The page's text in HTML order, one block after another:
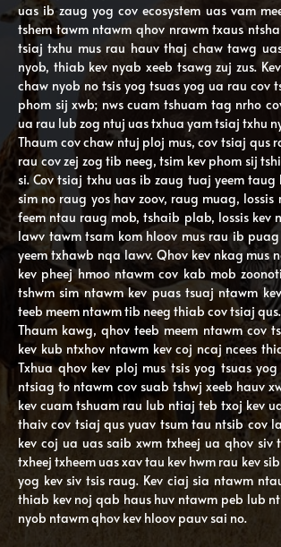
uas ib zaug yog cov ecosystem uas vam
tshem tawm ntawm qhov nrawm txaus
tsiaj txhu mus rau hauv thaj chaw tawg
nyob, thiab kev nyab xeeb tsawg zuj zus.
chaw nyob no tsis yog tsuas yog ua rau cov
phom sij xwb; nws cuam tshuam tag nrho
ua rau lub zog ntuj uas txhua yam tsiaj txhu
Thaum cov chaw ntuj ploj mus, cov tsiaj qus
rau cov zej zog tib neeg, tsim kev phom sij
si. Cov tsiaj txhu uas ib zaug tuaj yeem taug
sim no raug yos hav zoov, raug muag, lossis
feem ntau raug mob, tshaib plab, lossis kev
lawv tawm tsam kom hloov mus rau ib
yeem txhawb nqa lawv. Qhov kev nkag mus
kev pheej hmoo ntawm cov kab mob
tshwm sim ntawm kev puas tsuaj ntawm
teeb meem ntawm tib neeg thiab cov tsiaj qus.
Thaum kawg, qhov teeb meem ntawm cov
kev kub ntxhov ntawm kev coj ncaj ncees
Txhua qhov kev ploj mus tsis yog tsuas
ntsiag to ntawm cov suab tshwj xeeb hauv
kev cuam tshuam rau lub ntiaj teb txoj kev
thaiv cov tsiaj qus yuav tsum tau ntsib cov
kev coj ua uas saib xwm txheej ua qhov siv
txheej txheem uas xav tau kev hwm rau kev
yog kev siv tsis raug. Kev ciaj sia ntawm
thiab kev noj qab haus huv ntawm peb lub
nyob ntawm qhov kev hloov pauv sai no.